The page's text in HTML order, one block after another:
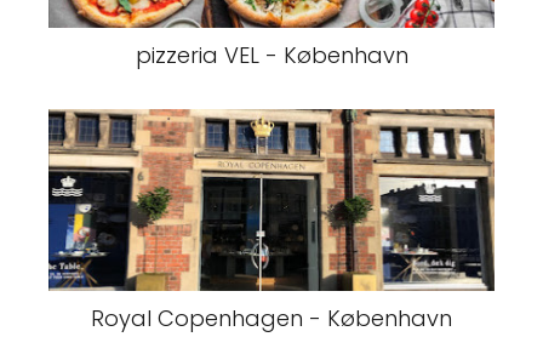
pizzeria VEL - København
Royal Copenhagen - København